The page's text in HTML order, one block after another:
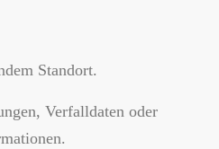
Standort.
Verfalldaten oder